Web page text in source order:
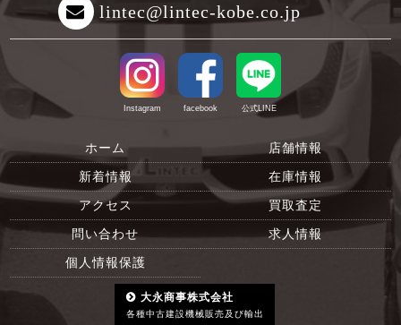
lintec@lintec-kobe.co.jp
Instagram facebook 公式LINE
ホーム 店舗情報
新着情報 在庫情報
アクセス 買取査定
問い合わせ 求人情報
個人情報保護
大永商事株式会社
各種中古建設機械販売及び輸出